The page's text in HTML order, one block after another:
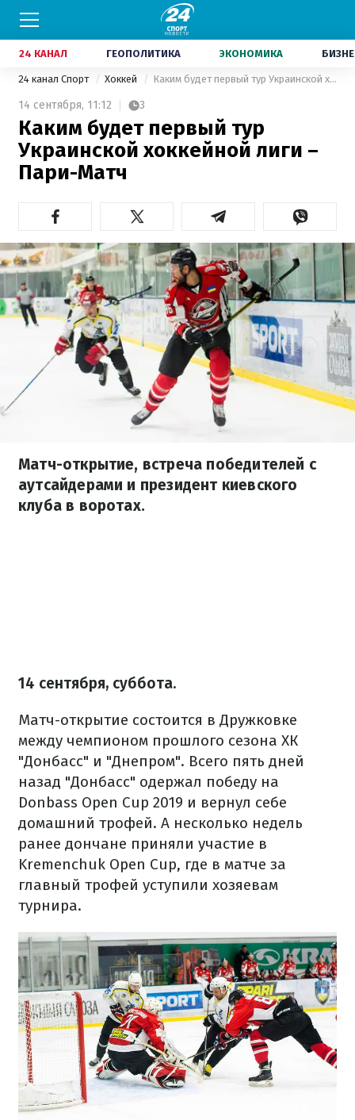
24 КАНАЛ ГЕОПОЛИТИКА ЭКОНОМИКА
24 канал Спорт Хоккей Каким будет первый тур Украинской хоккейной лиги – Пари-Матч
14 сентября, 11:12 3
Каким будет первый тур
Украинской хоккейной лиги –
Пари-Матч
Матч-открытие, встреча победителей с
аутсайдерами и президент киевского
клуба в воротах.
14 сентября, суббота.
Матч-открытие состоится в Дружковке
между чемпионом прошлого сезона ХК
"Донбасс" и "Днепром". Всего пять дней
назад "Донбасс" одержал победу на
Donbass Open Cup 2019 и вернул себе
домашний трофей. А несколько недель
ранее дончане приняли участие в
Kremenchuk Open Cup, где в матче за
главный трофей уступили хозяевам
турнира.